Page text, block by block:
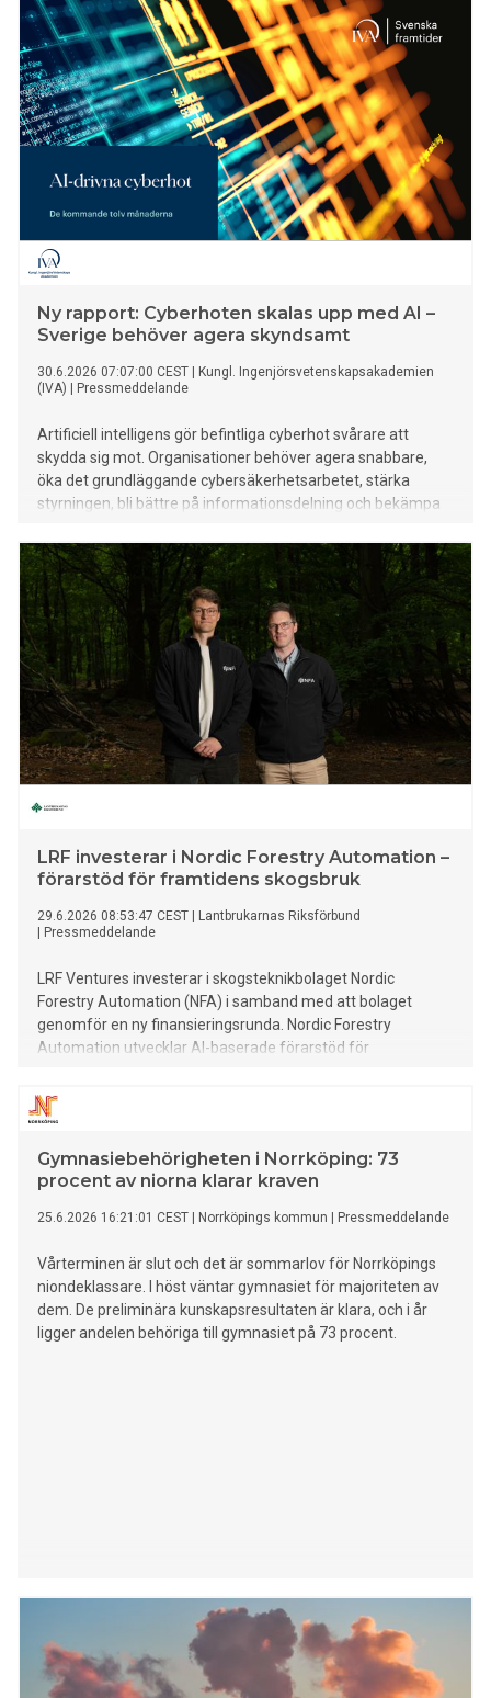
Ny rapport: Cyberhoten skalas upp med AI –
Sverige behöver agera skyndsamt
30.6.2026 07:07:00 CEST
Kungl. Ingenjörsvetenskapsakademien
(IVA)
Pressmeddelande
Artificiell intelligens gör befintliga cyberhot svårare att
skydda sig mot. Organisationer behöver agera snabbare,
öka det grundläggande cybersäkerhetsarbetet, stärka
styrningen, bli bättre på informationsdelning och bekämpa
Ingenjörsvetenskapsakademien (IVA). Rapporten fokuserar
på vad som behöver göras de kommande tolv månaderna.
LRF investerar i Nordic Forestry Automation –
förarstöd för framtidens skogsbruk
29.6.2026 08:53:47 CEST
Lantbrukarnas Riksförbund
Pressmeddelande
LRF Ventures investerar i skogsteknikbolaget Nordic
Forestry Automation (NFA) i samband med att bolaget
genomför en ny finansieringsrunda. Nordic Forestry
Automation utvecklar AI-baserade förarstöd för
utvecklingen av avancerade förarstöd och nästa generation
delautonoma skogsmaskiner som kan stärka produktivitet,
Gymnasiebehörigheten i Norrköping: 73
procent av niorna klarar kraven
25.6.2026 16:21:01 CEST Norrköpings kommun Pressmeddelande
Vårterminen är slut och det är sommarlov för Norrköpings
niondeklassare. I höst väntar gymnasiet för majoriteten av
dem. De preliminära kunskapsresultaten är klara, och i år
ligger andelen behöriga till gymnasiet på 73 procent.